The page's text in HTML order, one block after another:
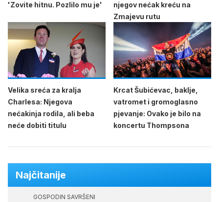
'Zovite hitnu. Pozlilo mu je'
njegov nećak kreću na
Zmajevu rutu
Velika sreća za kralja
Charlesa: Njegova
nećakinja rodila, ali beba
neće dobiti titulu
Krcat Šubićevac, baklje,
vatromet i gromoglasno
pjevanje: Ovako je bilo na
koncertu Thompsona
Najčitanije
GOSPODIN SAVRŠENI